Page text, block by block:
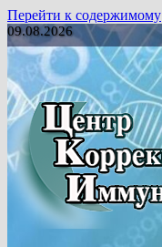
Перейти к содержимому
09.08.2026